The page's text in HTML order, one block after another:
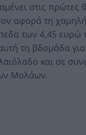
στις πρώτες
αφορά τη
των 4,45 ευρώ
τη βδοµάδα
και σε
Μολάων.